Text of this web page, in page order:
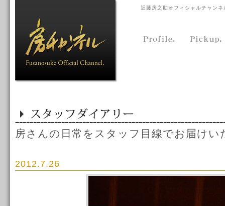
近藤房之助オフィシャルチャン
房さんの日常をスタッフ目線でお届けい
2012.7.26